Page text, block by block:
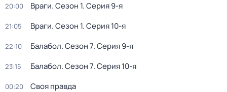
20:00 Враги. Сезон 1. Серия 9-я
21:05 Враги. Сезон 1. Серия 10-я
22:10 Балабол. Сезон 7. Серия 9-я
23:15 Балабол. Сезон 7. Серия 10-я
00:20 Своя правда